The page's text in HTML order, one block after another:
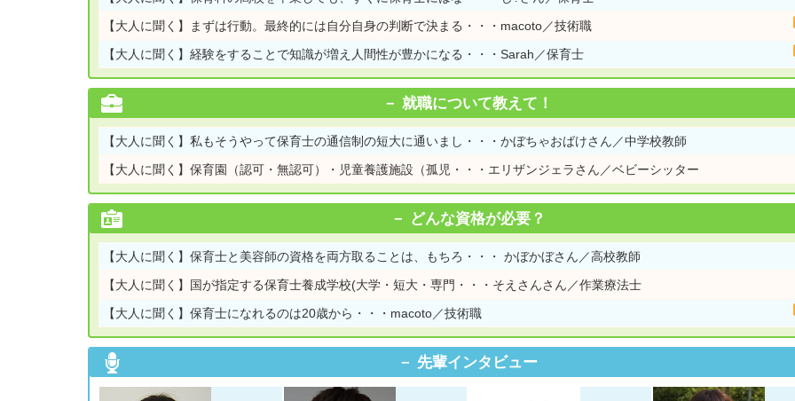
【大人に聞く】
まずは行動。最終的には自分自身の判断で決まる・・・macoto／技術職
【大人に聞く】 経験をすることで知識が増え人間性が豊かになる・・・Sarah／保育士
就職について教えて！
【大人に聞く】 私もそうやって保育士の通信制の短大に通いまし・・・かぼちゃおばけさん／中学校教師
【大人に聞く】 保育園（認可・無認可）・児童養護施設（孤児・・・エリザンジェラさん／ベビーシッター
どんな資格が必要？
【大人に聞く】 保育士と美容師の資格を両方取ることは、もちろ・・・ かぼかぼさん／高校教師
【大人に聞く】 国が指定する保育士養成学校(大学・短大・専門・・・そえさんさん／作業療法士
【大人に聞く】 保育士になれるのは20歳から・・・macoto／技術職
先輩インタビュー